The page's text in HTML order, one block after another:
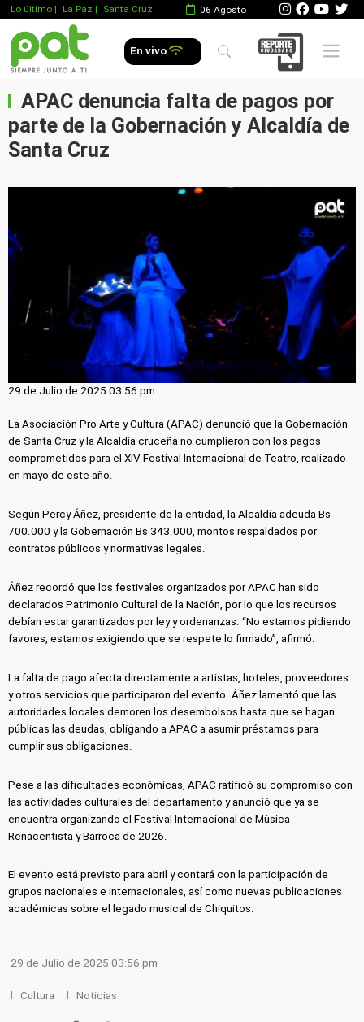
Lo último | La Paz | Santa Cruz 06 Agosto
En vivo Mobile
APAC denuncia falta de pagos por
parte de la Gobernación y Alcaldía de
Santa Cruz
29 de Julio de 2025 03:56 pm
La Asociación Pro Arte y Cultura (APAC) denunció que la Gobernación
de Santa Cruz y la Alcaldía cruceña no cumplieron con los pagos
comprometidos para el XIV Festival Internacional de Teatro, realizado
en mayo de este año.
Según Percy Áñez, presidente de la entidad, la Alcaldía adeuda Bs
700.000 y la Gobernación Bs 343.000, montos respaldados por
contratos públicos y normativas legales.
Áñez recordó que los festivales organizados por APAC han sido
declarados Patrimonio Cultural de la Nación, por lo que los recursos
debían estar garantizados por ley y ordenanzas. “No estamos pidiendo
favores, estamos exigiendo que se respete lo firmado”, afirmó.
La falta de pago afecta directamente a artistas, hoteles, proveedores
y otros servicios que participaron del evento. Áñez lamentó que las
autoridades locales demoren los desembolsos hasta que se hagan
públicas las deudas, obligando a APAC a asumir préstamos para
cumplir sus obligaciones.
Pese a las dificultades económicas, APAC ratificó su compromiso con
las actividades culturales del departamento y anunció que ya se
encuentra organizando el Festival Internacional de Música
Renacentista y Barroca de 2026.
El evento está previsto para abril y contará con la participación de
grupos nacionales e internacionales, así como nuevas publicaciones
académicas sobre el legado musical de Chiquitos.
29 de Julio de 2025 03:56 pm
Cultura Noticias